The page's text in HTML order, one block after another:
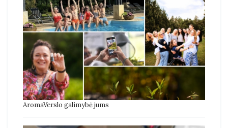
AromaVerslo galimybė jums